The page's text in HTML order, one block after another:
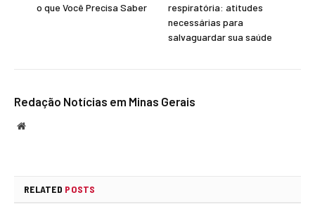
o que Você Precisa Saber
respiratória: atitudes
necessárias para
salvaguardar sua saúde
Redação Notícias em Minas Gerais
Website
RELATED POSTS